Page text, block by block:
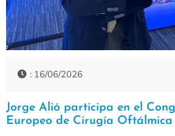
: 16/06/2026
Jorge Alió participa en el
Europeo de Cirugía Oftálmica